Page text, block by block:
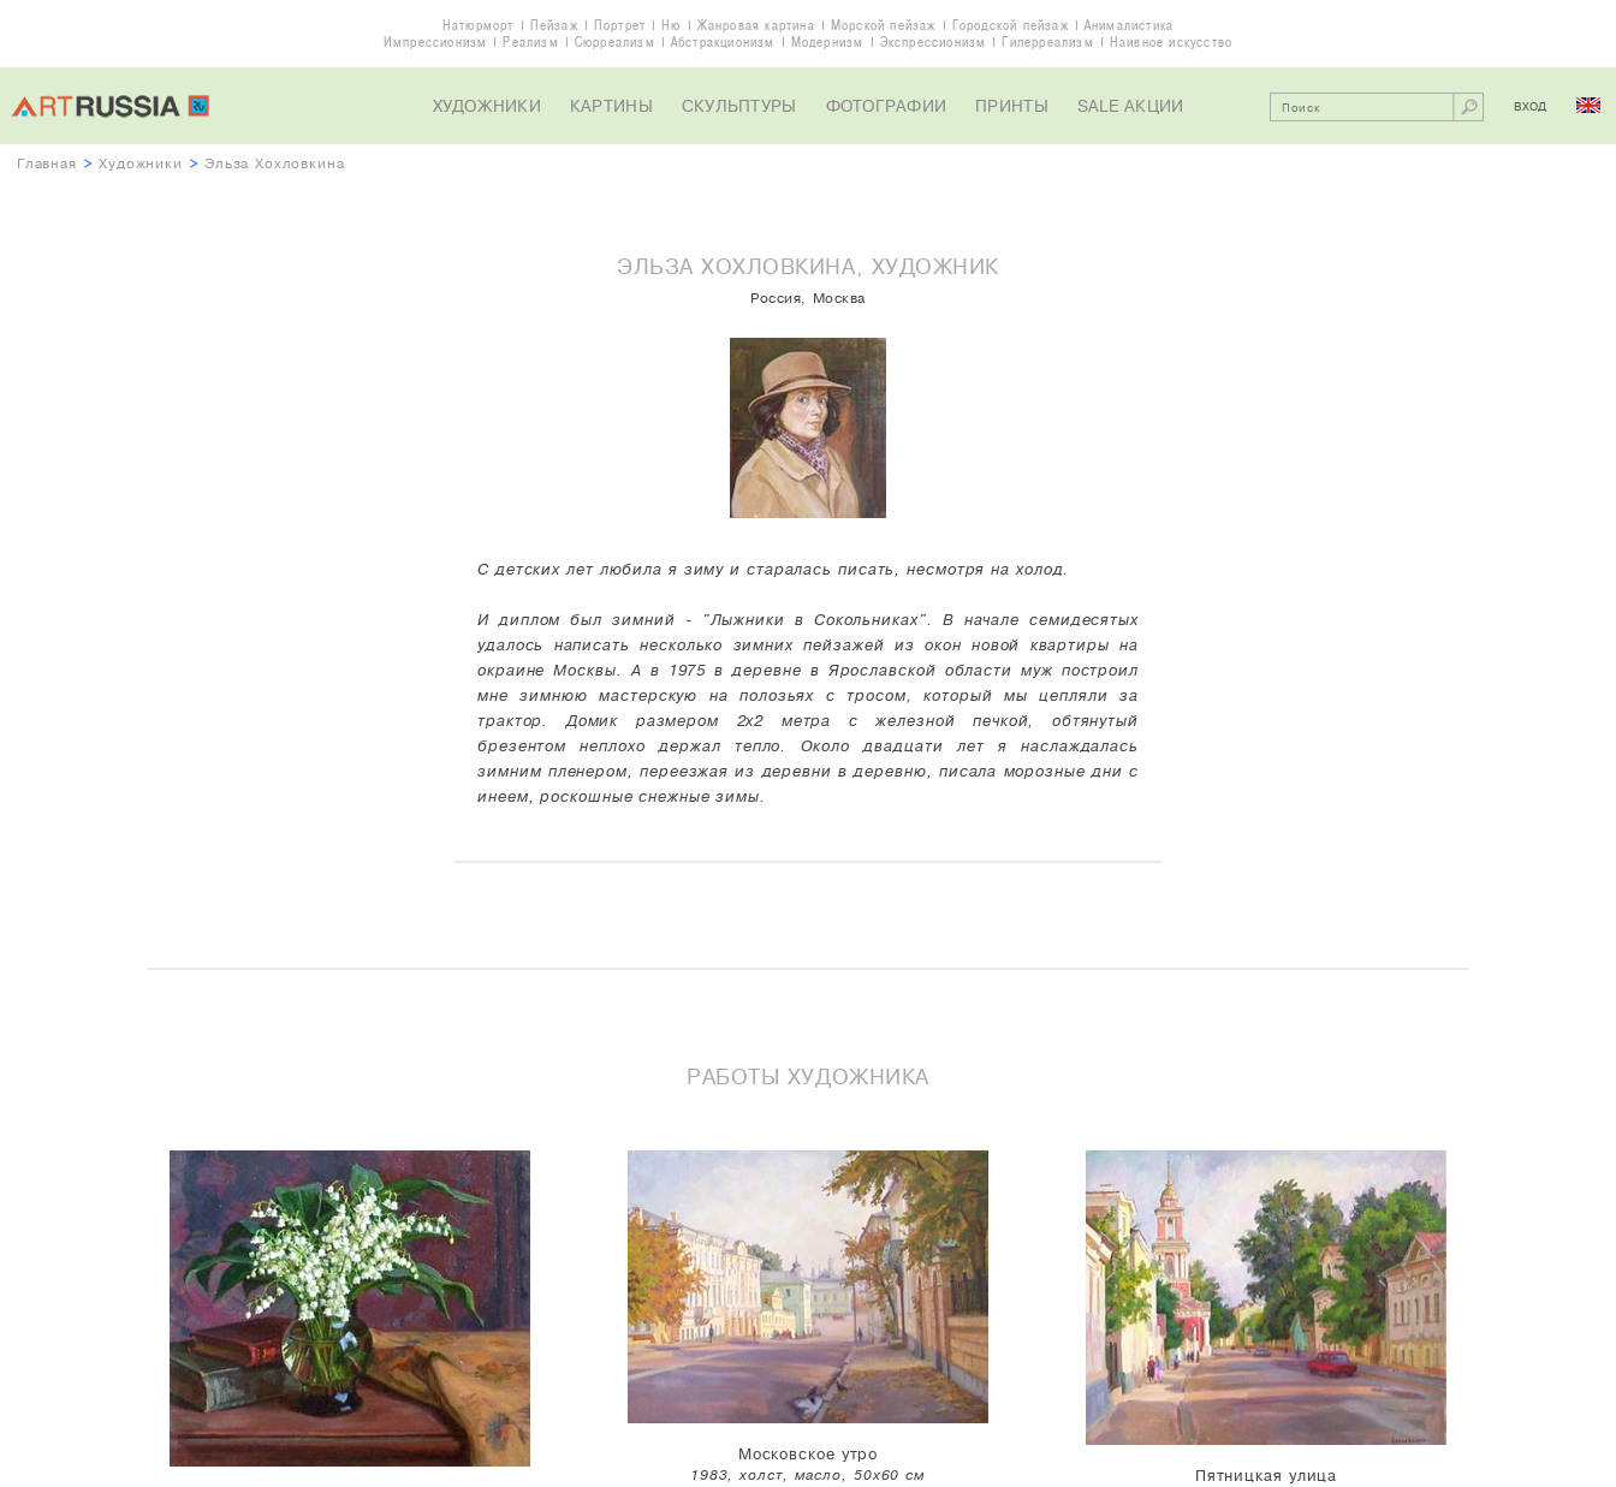
Натюрморт Пейзаж Портрет Ню Жанровая картина Морской пейзаж Городской пейзаж
Анималистика
Импрессионизм
Реализм Сюрреализм Aбстракционизм Модернизм Экспрессионизм Гиперреализм Наивное искусство
ХУДОЖНИКИ КАРТИНЫ СКУЛЬПТУРЫ ФОТОГРАФИИ ПРИНТЫ SALE АКЦИИ ВХОД
Главная >Художники >Эльза Хохловкина
ЭЛЬЗА ХОХЛОВКИНА, ХУДОЖНИК
Россия, Москва
С детских лет любила я зиму и старалась писать, несмотря на холод.
И диплом был зимний - "Лыжники в Сокольниках". В начале семидесятых
удалось написать несколько зимних пейзажей из окон новой квартиры на
окраине Москвы. А в 1975 в деревне в Ярославской области муж построил
мне зимнюю мастерскую на полозьях с тросом, который мы цепляли за
трактор. Домик размером 2х2 метра с железной печкой, обтянутый
брезентом неплохо держал тепло. Около двадцати лет я наслаждалась
зимним пленером, переезжая из деревни в деревню, писала морозные дни с
инеем, роскошные снежные зимы.
РАБОТЫ ХУДОЖНИКА
Московское утро
1983, холст, масло, 50x60 см
Пятницкая улица